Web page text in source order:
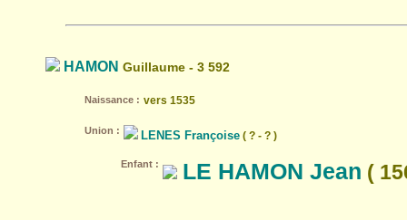
HAMON Guillaume - 3 592
Naissance : vers 1535
Union : LENES Françoise ( ? - ? )
Enfant : LE HAMON Jean (